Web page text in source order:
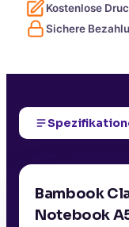
Kostenlose
Sichere
Bambook
Notebook